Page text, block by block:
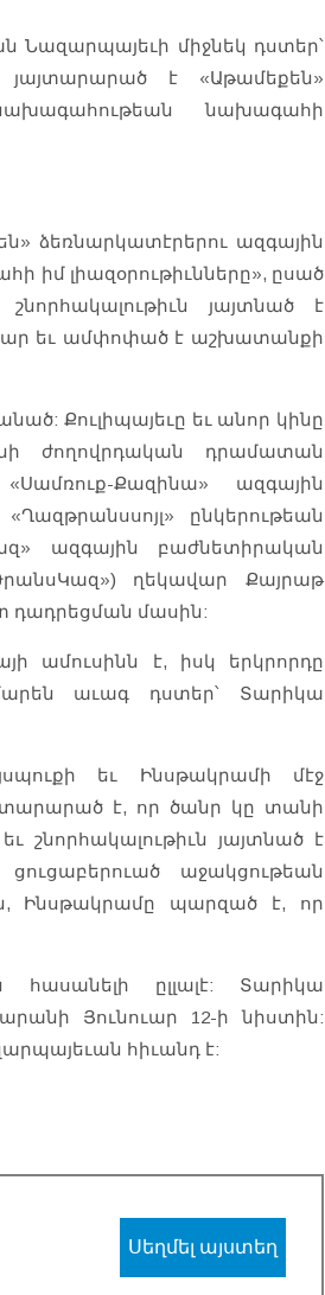
միջնեկ դստեր՝
յայտարարած է «Աթամեքեն»
նախագահի
ձեռնարկատէրերու ազգային
լիազօրութիւնները», ըսած
յայտնած է
եւ ամփոփած է աշխատանքի
Քուլիպայեւը եւ անոր կինը
ժողովրդական դրամատան
Քազինա» ազգային
ընկերութեան
ազգային բաժնետիրական
ղեկավար Քայրաթ
դադրեցման մասին:
ամուսինն է, իսկ երկրորդը
աւագ դստեր՝ Տարիկա
եւ Ինսթակրամի մէջ
է, որ ծանր կը տանի
շնորհակալութիւն յայտնած է
աջակցութեան
Ինսթակրամը պարզած է, որ
ըլլալէ: Տարիկա
Յունուար 12-ի նիստին:
հիւանդ է:
Սեղմել այստեղ